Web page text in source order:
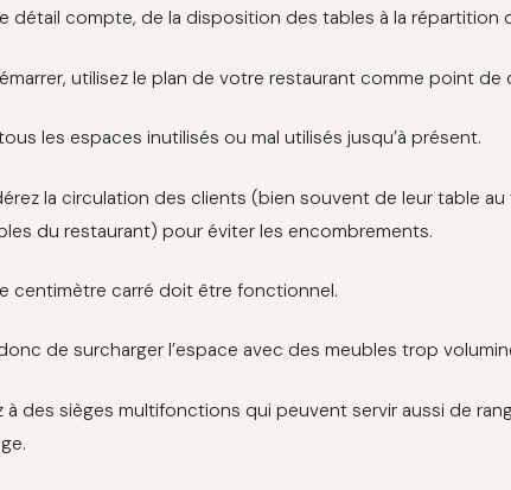
détail compte, de la disposition des tables à la répartition
utilisez le plan de votre restaurant comme point de
les espaces inutilisés ou mal utilisés jusqu’à présent.
la circulation des clients (bien souvent de leur table
du restaurant) pour éviter les encombrements.
centimètre carré doit être fonctionnel.
de surcharger l’espace avec des meubles trop
à des sièges multifonctions qui peuvent servir aussi de